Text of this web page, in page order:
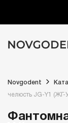
Novgodent
челюсть JG-Y1 (ЖГ-